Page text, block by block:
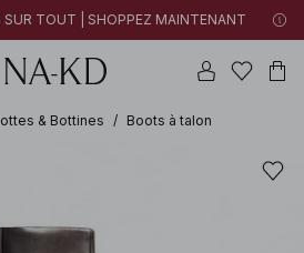
SUR TOUT | SHOPPEZ MAINTENANT
& Bottines / Boots à talon